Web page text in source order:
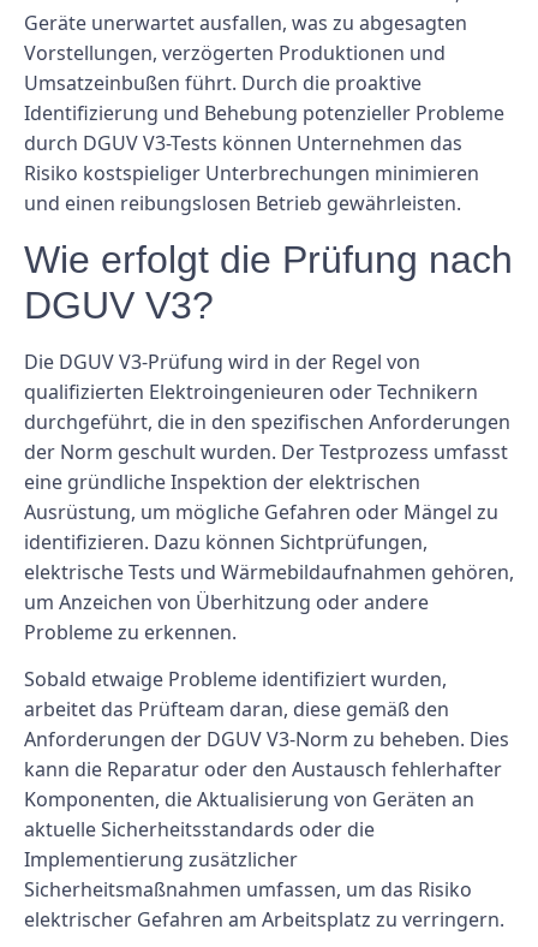
Geräte unerwartet ausfallen, was zu abgesagten
Vorstellungen, verzögerten Produktionen und
Umsatzeinbußen führt. Durch die proaktive
Identifizierung und Behebung potenzieller Probleme
durch DGUV V3-Tests können Unternehmen das
Risiko kostspieliger Unterbrechungen minimieren
und einen reibungslosen Betrieb gewährleisten.
Wie erfolgt die Prüfung nach
DGUV V3?
Die DGUV V3-Prüfung wird in der Regel von
qualifizierten Elektroingenieuren oder Technikern
durchgeführt, die in den spezifischen Anforderungen
der Norm geschult wurden. Der Testprozess umfasst
eine gründliche Inspektion der elektrischen
Ausrüstung, um mögliche Gefahren oder Mängel zu
identifizieren. Dazu können Sichtprüfungen,
elektrische Tests und Wärmebildaufnahmen gehören,
um Anzeichen von Überhitzung oder andere
Probleme zu erkennen.
Sobald etwaige Probleme identifiziert wurden,
arbeitet das Prüfteam daran, diese gemäß den
Anforderungen der DGUV V3-Norm zu beheben. Dies
kann die Reparatur oder den Austausch fehlerhafter
Komponenten, die Aktualisierung von Geräten an
aktuelle Sicherheitsstandards oder die
Implementierung zusätzlicher
Sicherheitsmaßnahmen umfassen, um das Risiko
elektrischer Gefahren am Arbeitsplatz zu verringern.